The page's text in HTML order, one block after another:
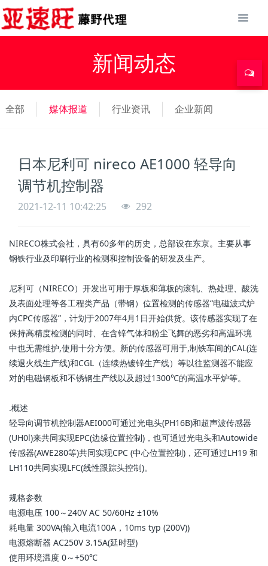
新闻动态
全部 媒体报道 行业资讯 企业新闻
日本尼利可 nireco AE1000 轻导向
调节机控制器
2021-12-11 10:42:25 292
NIRECO株式会社，具有60多年的历史，总部设在东京。主要从事
钢铁行业及印刷行业的检测和控制设备的研发及生产。
尼利可（NIRECO）开发出可用于厚板和薄板的滚轧、热处理、酸洗
及表面处理等各工程类产品（带钢）位置检测的传感器“电磁波式炉
内CPC传感器”，计划于2007年4月1日开始供货。该传感器实现了在
保持高精度检测的同时、在含锌气体和粉尘飞舞的恶劣和高温环境
中也无需维护,使用十分方便。新的传感器可用于,制铁车间的CAL(连
续退火线生产线)和CGL（连续热镀锌生产线）等以往监测器不能应
对的电磁钢板和不锈钢生产线以及超过1300℃的高温水平炉等。
. 概述
轻导向调节机控制器AEI000可通过光电头(PH16B)和超声波传感器
(UH0l)来共同实现EPC(边缘位置控制)，也可通过光电头和Autowide
传感器(AWE280等)共同实现CPC (中心位置控制)，还可通过LH19 和
LH110共同实现LFC(线性跟踪头控制)。
规格参数
电源电压 100～240V AC 50/60Hz ±10%
耗电量 300VA(输入电流100A，10ms typ (200V))
电源熔断器 AC250V 3.15A(延时型)
使用环境温度 0～+50℃